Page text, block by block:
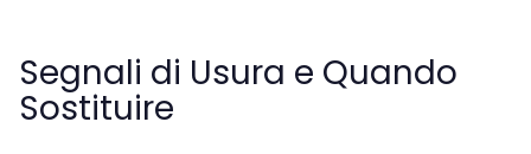
Segnali di Usura e Quando
Sostituire